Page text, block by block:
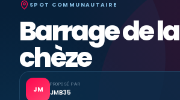
SPOT COMMUNAUTAIRE
Barrage de la
chèze
JM
PROPOSÉ PAR
JMB35